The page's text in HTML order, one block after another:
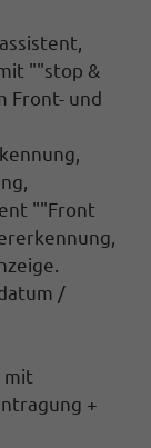
""stop &
Front- und
""Front
/
mit
+